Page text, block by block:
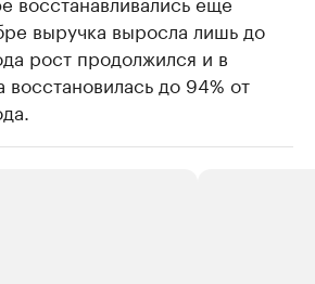
выручка выросла лишь до
рост продолжился и в
до 94% от